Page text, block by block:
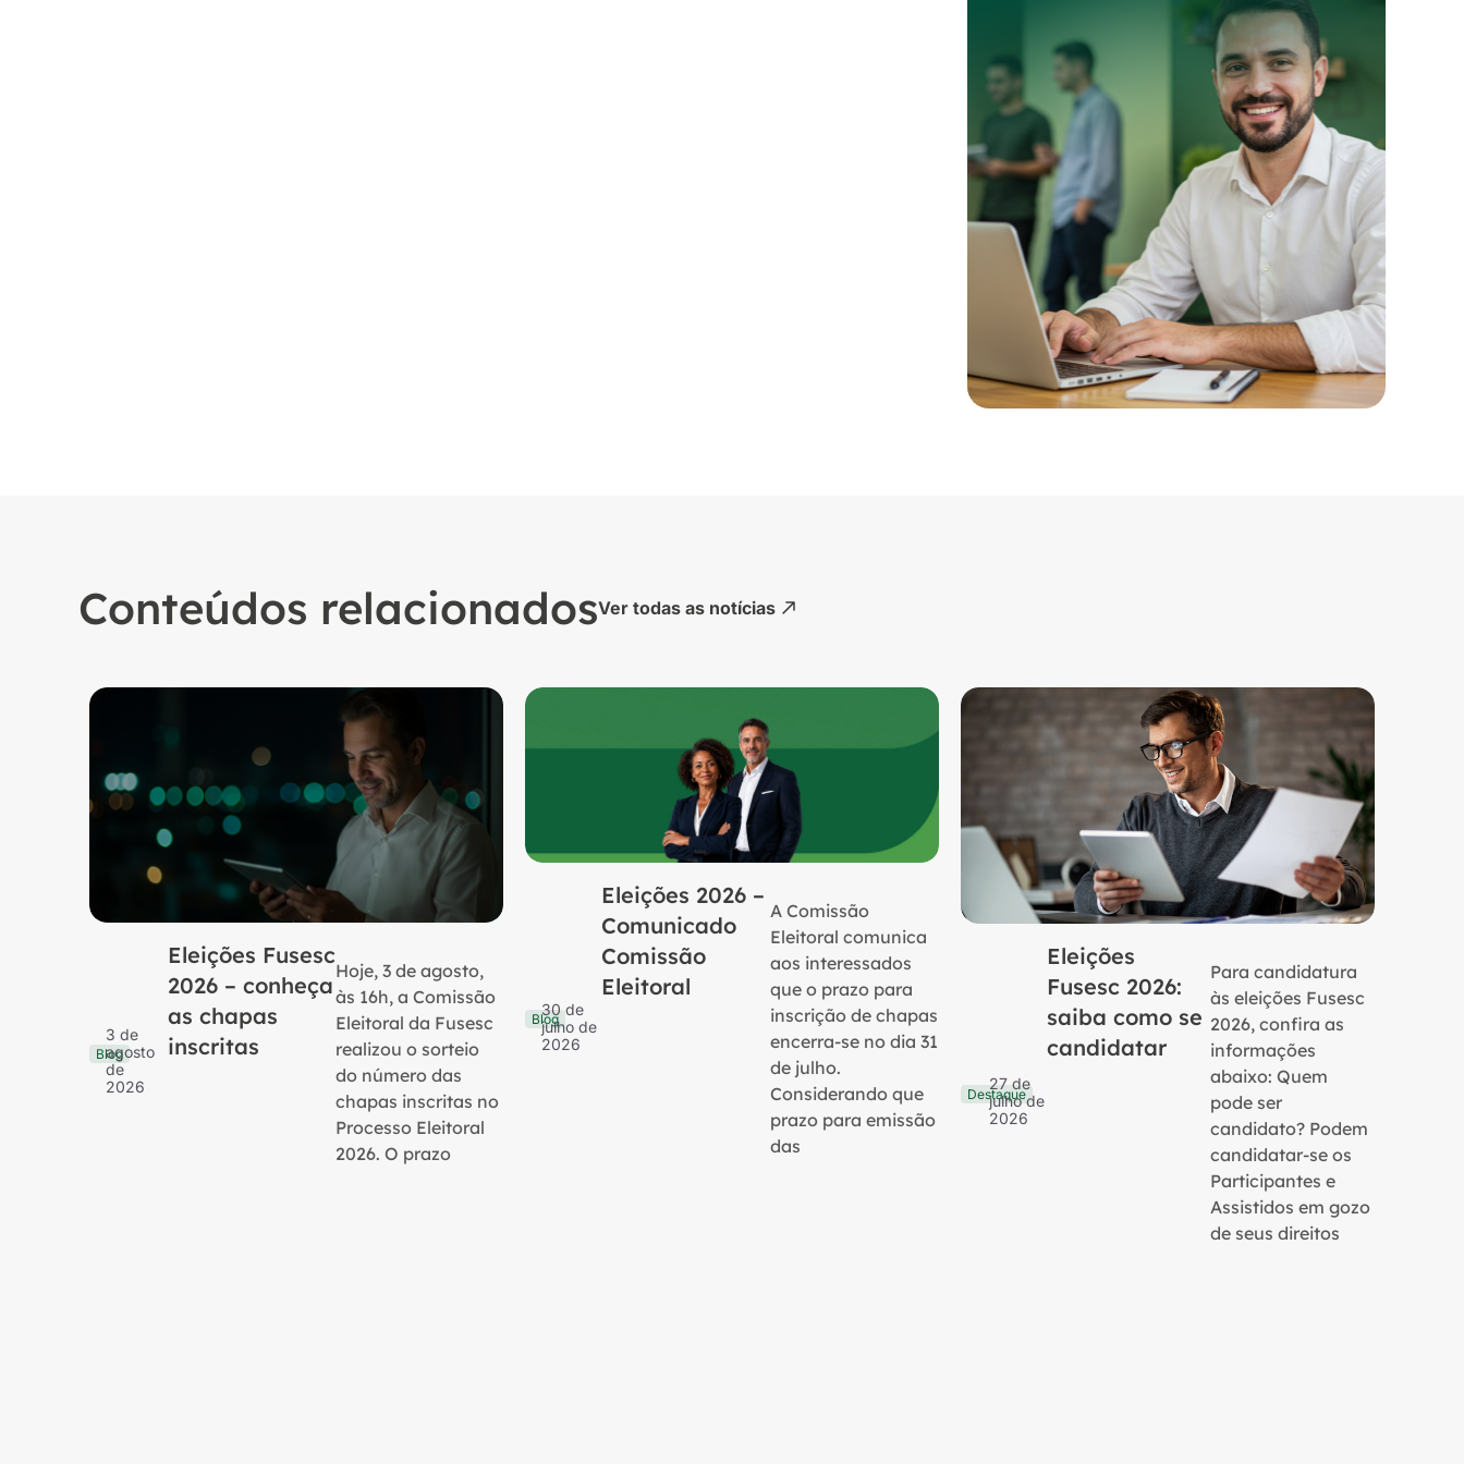
Conteúdos relacionadosVer todas as notícias
Blog
3 de
agosto
de
2026
Eleições Fusesc
2026 – conheça
as chapas
inscritas
Hoje, 3 de agosto,
às 16h, a Comissão
Eleitoral da Fusesc
realizou o sorteio
do número das
chapas inscritas no
Processo Eleitoral
2026. O prazo
Blog
30 de
julho de
2026
Eleições 2026 –
Comunicado
Comissão
Eleitoral
A Comissão
Eleitoral comunica
aos interessados
que o prazo para
inscrição de chapas
encerra-se no dia 31
de julho.
Considerando que
prazo para emissão
das
Destaque
27 de
julho de
2026
Eleições
Fusesc 2026:
saiba como se
candidatar
Para candidatura
às eleições Fusesc
2026, confira as
informações
abaixo: Quem
pode ser
candidato? Podem
candidatar-se os
Participantes e
Assistidos em gozo
de seus direitos